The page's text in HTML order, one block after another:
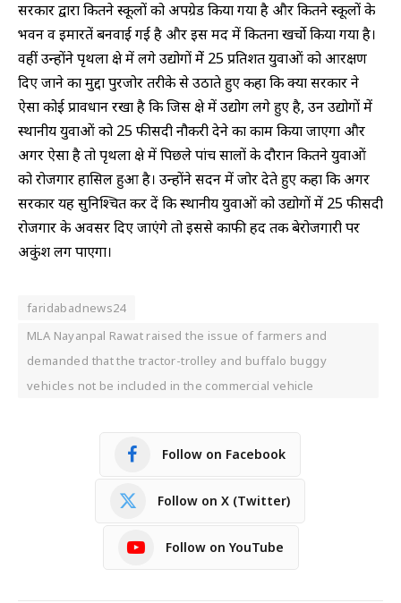
सरकार द्वारा कितने स्कूलों को अपग्रेड किया गया है और कितने स्कूलों के
भवन व इमारतें बनवाई गई है और इस मद में कितना खर्चाे किया गया है।
वहीं उन्होंने पृथला क्षेत्र में लगे उद्योगों मेें 25 प्रतिशत युवाओं को आरक्षण
दिए जाने का मुद्दा पुरजोर तरीके से उठाते हुए कहा कि क्या सरकार ने
ऐसा कोई प्रावधान रखा है कि जिस क्षेत्र में उद्योग लगे हुए है, उन उद्योगों में
स्थानीय युवाओं को 25 फीसदी नौकरी देने का काम किया जाएगा और
अगर ऐसा है तो पृथला क्षेत्र में पिछले पांच सालों के दौरान कितने युवाओं
को रोजगार हासिल हुआ है। उन्होंने सदन में जोर देते हुए कहा कि अगर
सरकार यह सुनिश्चित कर दें कि स्थानीय युवाओं को उद्योगों में 25 फीसदी
रोजगार के अवसर दिए जाएंगे तो इससे काफी हद तक बेरोजगारी पर
अकुंश लग पाएगा।
faridabadnews24
MLA Nayanpal Rawat raised the issue of farmers and
demanded that the tractor-trolley and buffalo buggy
vehicles not be included in the commercial vehicle
Follow on Facebook
Follow on X (Twitter)
Follow on YouTube